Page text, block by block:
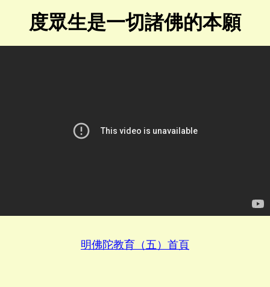
度眾生是一切諸佛的本願
明佛陀教育（五）首頁